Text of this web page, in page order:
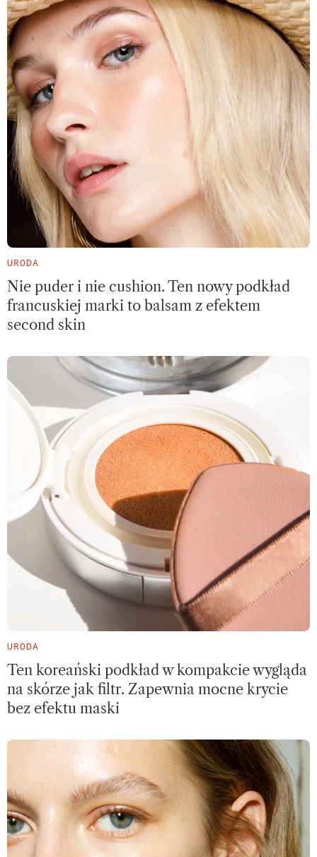
URODA
Nie puder i nie cushion. Ten nowy podkład
francuskiej marki to balsam z efektem
second skin
URODA
Ten koreański podkład w kompakcie wygląda
na skórze jak filtr. Zapewnia mocne krycie
bez efektu maski